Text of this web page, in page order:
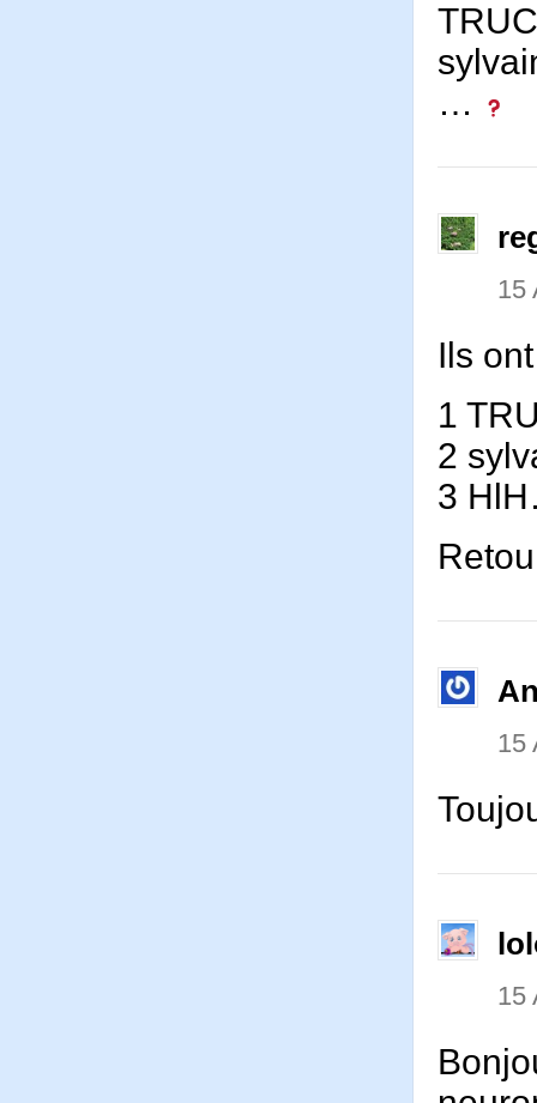
…
15
Ils
1
2
3
15
15